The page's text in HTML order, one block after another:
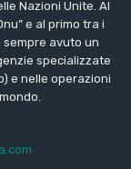
Nazioni Unite. Al
e al primo tra i
sempre avuto un
specializzate
e nelle operazioni